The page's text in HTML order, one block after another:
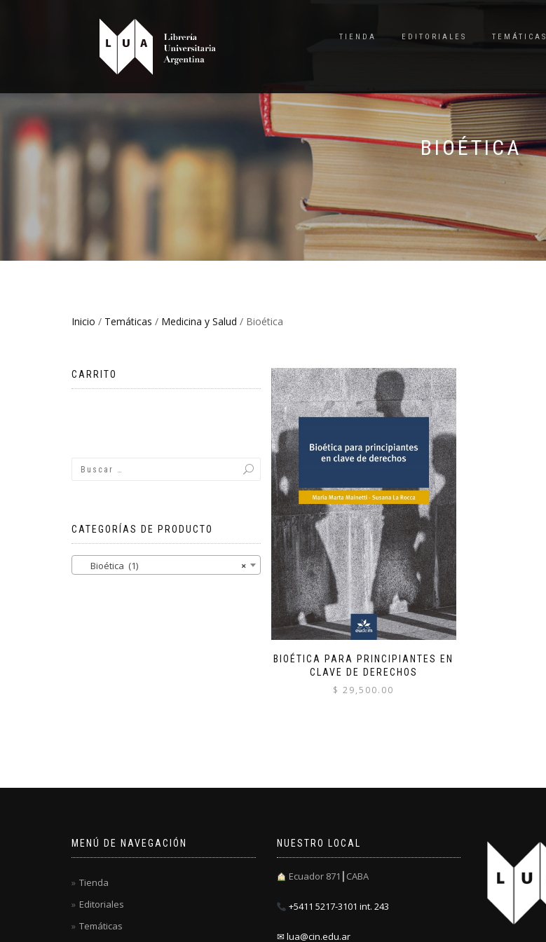
TIENDA EDITORIALES TEMÁTICAS
BIOÉTICA
Inicio / Temáticas / Medicina y Salud / Bioética
BIOÉTICA PARA PRINCIPIANTES EN
CLAVE DE DERECHOS
$ 29,500.00
CARRITO
CATEGORÍAS DE PRODUCTO
×
Bioética (1)
MENÚ DE NAVEGACIÓN
Tienda
Editoriales
Temáticas
NUESTRO LOCAL
Ecuador 871┃CABA
+5411 5217-3101 int. 243
✉ lua@cin.edu.ar